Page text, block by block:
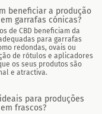
beneficiar a produção
garrafas cónicas?
de CBD beneficiam da
para garrafas
redondas, ovais ou
de rótulos e aplicadores
os seus produtos são
e atractiva.
para produções
frascos?